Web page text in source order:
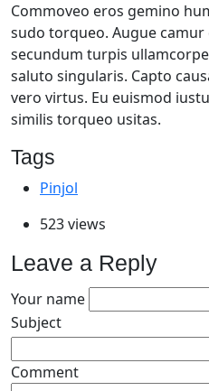
Commoveo eros gemino
sudo torqueo. Augue
secundum turpis
saluto singularis. Capto
vero virtus. Eu euismod
similis torqueo usitas.
Tags
Pinjol
523 views
Leave a Reply
Your name
Subject
Comment